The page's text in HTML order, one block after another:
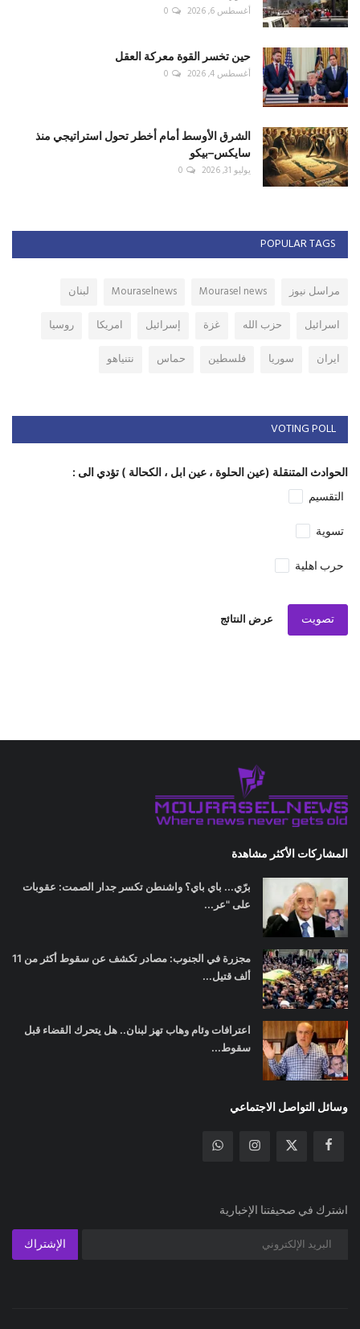
أغسطس 6, 2026 0
حين تخسر القوة معركة العقل
أغسطس 4, 2026 0
الشرق الأوسط أمام أخطر تحول استراتيجي منذ
سايكس–بيكو
يوليو 31, 2026 0
POPULAR TAGS
مراسل نيوز Mourasel news
Mouraselnews
لبنان
اسرائيل
حزب الله غزة إسرائيل امريكا
روسيا
ايران
سوريا فلسطين حماس نتنياهو
VOTING POLL
الحوادث المتنقلة (عين الحلوة ، عين ابل ، الكحالة ) تؤدي الى :
التقسيم
تسوية
حرب اهلية
تصويت عرض النتائج
المشاركات الأكثر مشاهدة
برّي... باي باي؟ واشنطن تكسر جدار الصمت: عقوبات
على "عر...
مجزرة في الجنوب: مصادر تكشف عن سقوط أكثر من 11
ألف قتيل...
اعترافات وئام وهاب تهز لبنان.. هل يتحرك القضاء قبل
سقوط...
وسائل التواصل الاجتماعي
اشترك في صحيفتنا الإخبارية
الإشتراك